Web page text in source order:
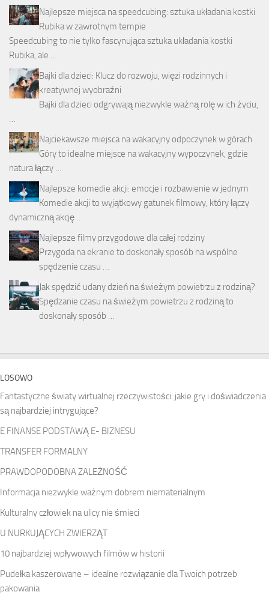
Najlepsze miejsca na speedcubing: sztuka układania kostki
Rubika w zawrotnym tempie
Speedcubing to nie tylko fascynująca sztuka układania kostki
Rubika, ale …
Bajki dla dzieci: Klucz do rozwoju, więzi rodzinnych i
kreatywnej wyobraźni
Bajki dla dzieci odgrywają niezwykle ważną rolę w ich życiu,
…
Najciekawsze miejsca na wakacyjny odpoczynek w górach
Góry to idealne miejsce na wakacyjny wypoczynek, gdzie
natura łączy …
Najlepsze komedie akcji: emocje i rozbawienie w jednym
Komedie akcji to wyjątkowy gatunek filmowy, który łączy
dynamiczną akcję …
Najlepsze filmy przygodowe dla całej rodziny
Przygoda na ekranie to doskonały sposób na wspólne
spędzenie czasu …
Jak spędzić udany dzień na świeżym powietrzu z rodziną?
Spędzanie czasu na świeżym powietrzu z rodziną to
doskonały sposób …
LOSOWO
Fantastyczne światy wirtualnej rzeczywistości: jakie gry i doświadczenia
są najbardziej intrygujące?
E FINANSE PODSTAWĄ E- BIZNESU
TRANSFER FORMALNY
PRAWDOPODOBNA ZALEŻNOŚĆ
Informacja niezwykle ważnym dobrem niematerialnym
Kulturalny człowiek na ulicy nie śmieci
U NURKUJĄCYCH ZWIERZĄT
10 najbardziej wpływowych filmów w historii
Pudełka kaszerowane – idealne rozwiązanie dla Twoich potrzeb
pakowania